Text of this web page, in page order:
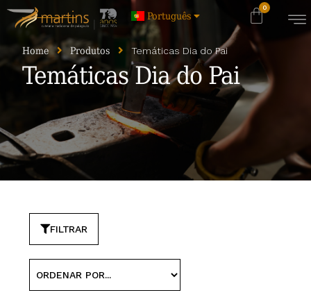
Português
Temáticas Dia do Pai
Home Produtos Temáticas Dia do Pai
FILTRAR